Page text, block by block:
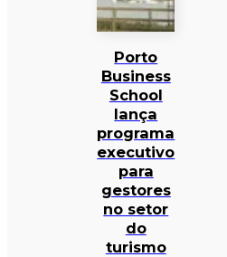
Porto
Business
School
lança
programa
executivo
para
gestores
no setor
do
turismo